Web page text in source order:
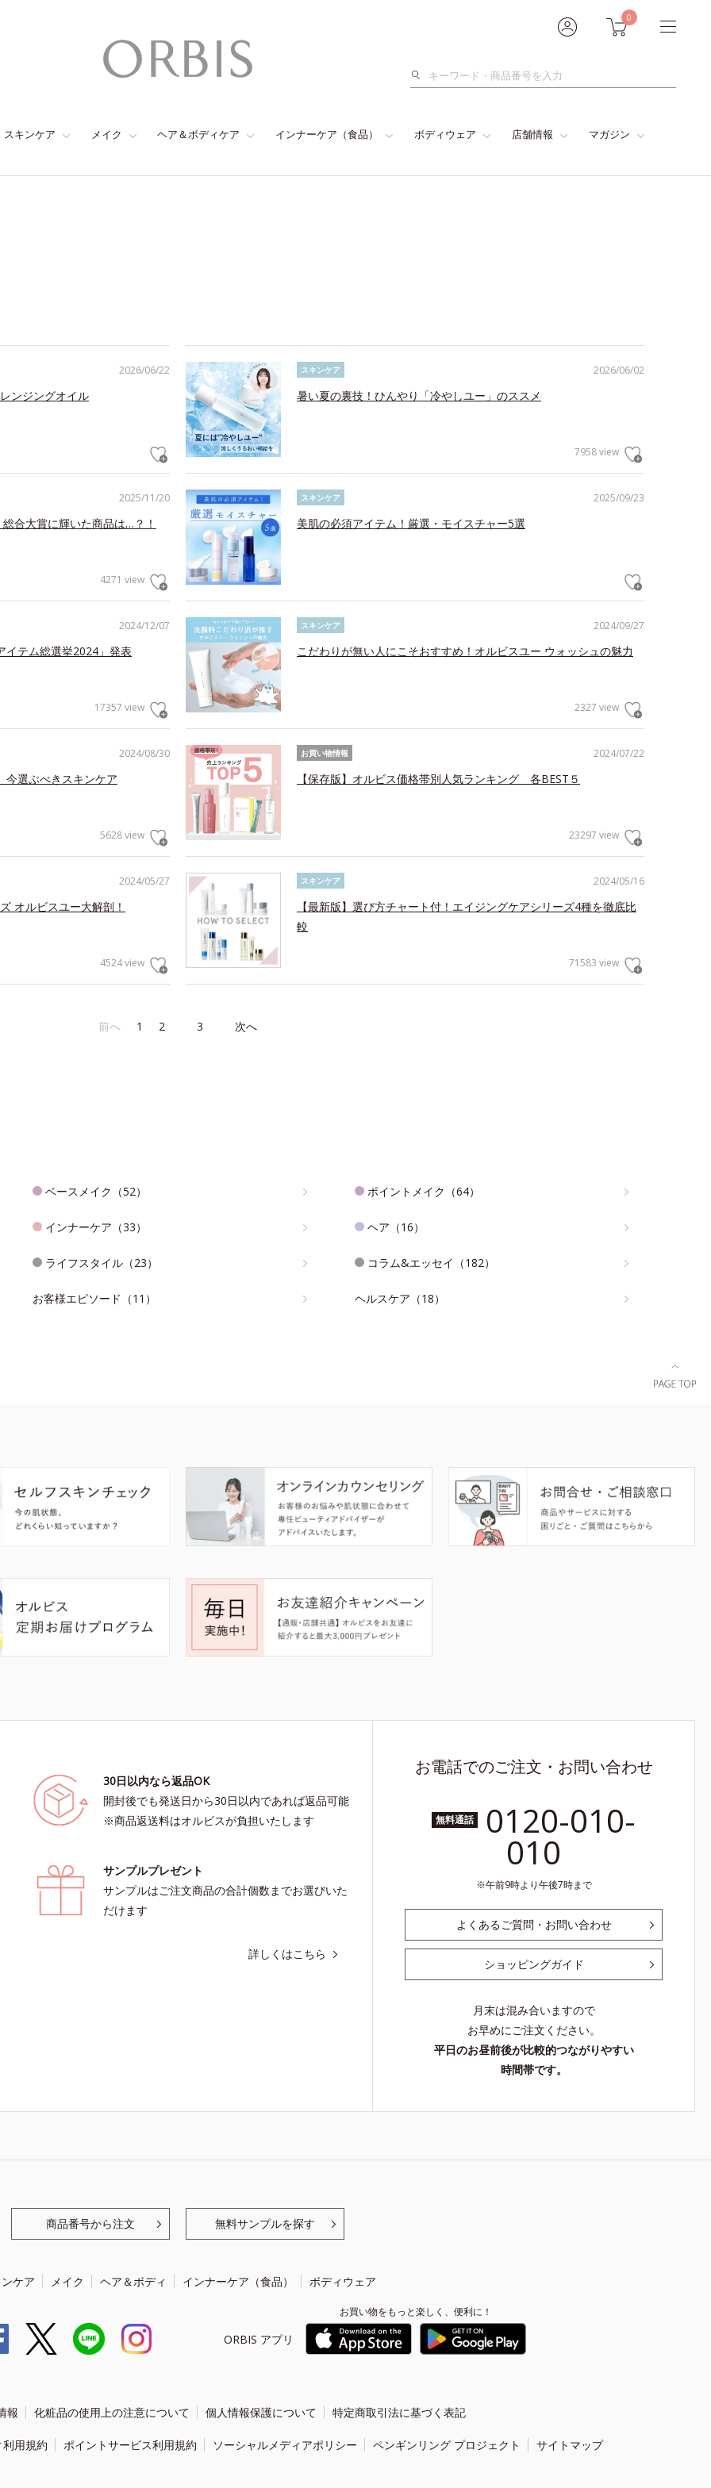
0
検
スキンケア メイク ヘア＆ボディケア インナーケア（食品） ボディウェア 店舗情報 マガジン
2026/06/22
ンジングオイル
2026/06/02
スキンケア
暑い夏の裏技！ひんやり「冷やしユー」のススメ
7958 view
2025/11/20
合大賞に輝いた商品は…？！
4271 view
2025/09/23
スキンケア
美肌の必須アイテム！厳選・モイスチャー5選
2024/12/07
イテム総選挙2024」発表
17357 view
2024/09/27
スキンケア
こだわりが無い人にこそおすすめ！オルビスユー ウォッシュの魅力
2327 view
2024/08/30
今選ぶべきスキンケア
5628 view
2024/07/22
お買い物情報
【保存版】オルビス価格帯別人気ランキング 各BEST５
23297 view
2024/05/27
オルビスユー大解剖！
4524 view
2024/05/16
スキンケア
【最新版】選び方チャート付！エイジングケアシリーズ4種を徹底比
較
71583 view
前へ 1 2 3 次へ
ベースメイク（52） ポイントメイク（64）
インナーケア（33） ヘア（16）
ライフスタイル（23） コラム&エッセイ（182）
お客様エピソード（11） ヘルスケア（18）
30日以内なら返品OK
開封後でも発送日から30日以内であれば返品可能
※商品返送料はオルビスが負担いたします
サンプルプレゼント
サンプルはご注文商品の合計個数までお選びいた
だけます
詳しくはこちら
お電話でのご注文・お問い合わせ
無料通話 0120-010-
010
午前9時より午後7時まで
よくあるご質問・お問い合わせ
ショッピングガイド
月末は混み合いますので
お早めにご注文ください。
平日のお昼前後が比較的つながりやすい
時間帯です。
商品番号から注文 無料サンプルを探す
ケア メイク ヘア＆ボディ インナーケア（食品） ボディウェア
ORBIS アプリ
お買い物をもっと楽しく、便利に！
報 化粧品の使用上の注意について 個人情報保護について 特定商取引法に基づく表記
用規約 ポイントサービス利用規約 ソーシャルメディアポリシー ペンギンリング プロジェクト サイトマップ